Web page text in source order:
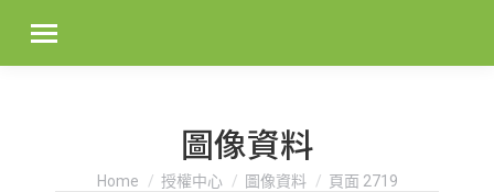
圖像資料
You are here:
Home 授權中心 圖像資料 頁面 2719